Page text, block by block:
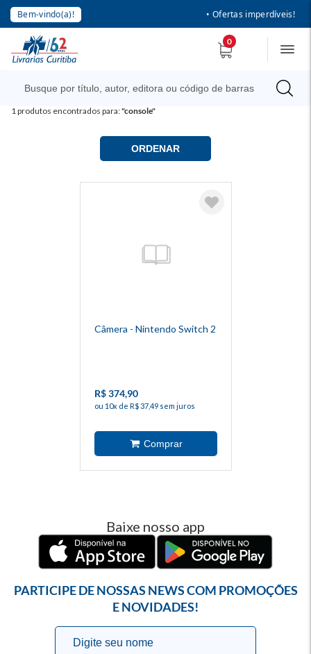
Bem-vindo(a)! • Ofertas imperdíveis!
0
1produtos encontrados para:"console"
ORDENAR
Câmera - Nintendo Switch 2
R$ 374,90
ou 10x de R$ 37,49 sem juros
Baixe nosso app
PARTICIPE DE NOSSAS NEWS COM PROMOÇÕES
E NOVIDADES!